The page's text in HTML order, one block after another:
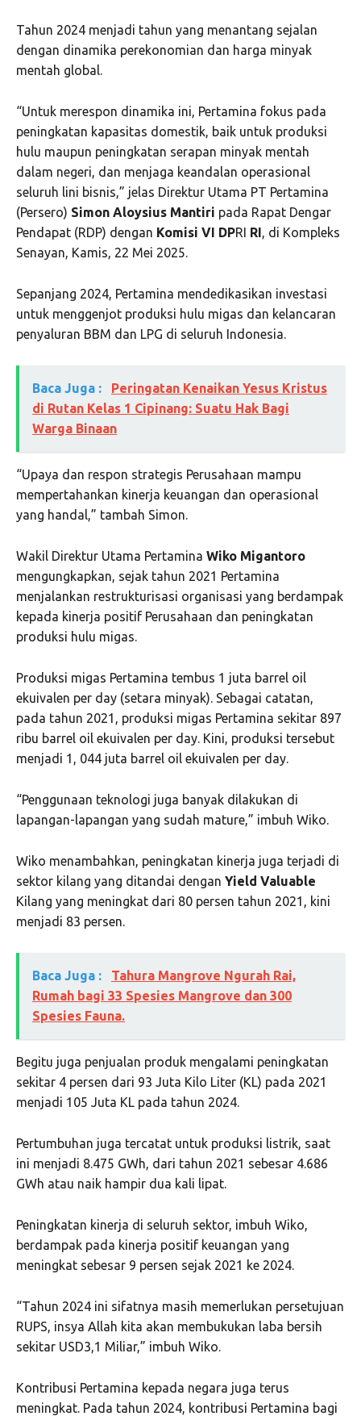
Tahun 2024 menjadi tahun yang menantang sejalan
dengan dinamika perekonomian dan harga minyak
mentah global.
“Untuk merespon dinamika ini, Pertamina fokus pada
peningkatan kapasitas domestik, baik untuk produksi
hulu maupun peningkatan serapan minyak mentah
dalam negeri, dan menjaga keandalan operasional
seluruh lini bisnis,” jelas Direktur Utama PT Pertamina
(Persero) Simon Aloysius Mantiri pada Rapat Dengar
Pendapat (RDP) dengan Komisi VI DPRI RI, di Kompleks
Senayan, Kamis, 22 Mei 2025.
Sepanjang 2024, Pertamina mendedikasikan investasi
untuk menggenjot produksi hulu migas dan kelancaran
penyaluran BBM dan LPG di seluruh Indonesia.
Baca Juga :
Peringatan Kenaikan Yesus Kristus
di Rutan Kelas 1 Cipinang: Suatu Hak Bagi
Warga Binaan
“Upaya dan respon strategis Perusahaan mampu
mempertahankan kinerja keuangan dan operasional
yang handal,” tambah Simon.
Wakil Direktur Utama Pertamina Wiko Migantoro
mengungkapkan, sejak tahun 2021 Pertamina
menjalankan restrukturisasi organisasi yang berdampak
kepada kinerja positif Perusahaan dan peningkatan
produksi hulu migas.
Produksi migas Pertamina tembus 1 juta barrel oil
ekuivalen per day (setara minyak). Sebagai catatan,
pada tahun 2021, produksi migas Pertamina sekitar 897
ribu barrel oil ekuivalen per day. Kini, produksi tersebut
menjadi 1, 044 juta barrel oil ekuivalen per day.
“Penggunaan teknologi juga banyak dilakukan di
lapangan-lapangan yang sudah mature,” imbuh Wiko.
Wiko menambahkan, peningkatan kinerja juga terjadi di
sektor kilang yang ditandai dengan Yield Valuable
Kilang yang meningkat dari 80 persen tahun 2021, kini
menjadi 83 persen.
Baca Juga :
Tahura Mangrove Ngurah Rai,
Rumah bagi 33 Spesies Mangrove dan 300
Spesies Fauna.
Begitu juga penjualan produk mengalami peningkatan
sekitar 4 persen dari 93 Juta Kilo Liter (KL) pada 2021
menjadi 105 Juta KL pada tahun 2024.
Pertumbuhan juga tercatat untuk produksi listrik, saat
ini menjadi 8.475 GWh, dari tahun 2021 sebesar 4.686
GWh atau naik hampir dua kali lipat.
Peningkatan kinerja di seluruh sektor, imbuh Wiko,
berdampak pada kinerja positif keuangan yang
meningkat sebesar 9 persen sejak 2021 ke 2024.
“Tahun 2024 ini sifatnya masih memerlukan persetujuan
RUPS, insya Allah kita akan membukukan laba bersih
sekitar USD3,1 Miliar,” imbuh Wiko.
Kontribusi Pertamina kepada negara juga terus
meningkat. Pada tahun 2024, kontribusi Pertamina bagi